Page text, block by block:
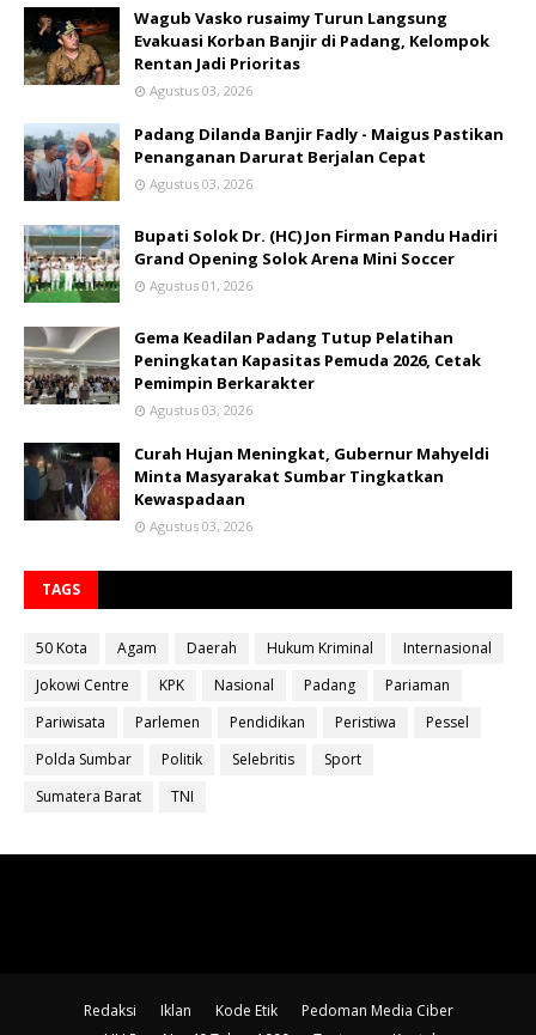
Wagub Vasko rusaimy Turun Langsung
Evakuasi Korban Banjir di Padang, Kelompok
Rentan Jadi Prioritas
Agustus 03, 2026
Padang Dilanda Banjir Fadly - Maigus Pastikan
Penanganan Darurat Berjalan Cepat
Agustus 03, 2026
Bupati Solok Dr. (HC) Jon Firman Pandu Hadiri
Grand Opening Solok Arena Mini Soccer
Agustus 01, 2026
Gema Keadilan Padang Tutup Pelatihan
Peningkatan Kapasitas Pemuda 2026, Cetak
Pemimpin Berkarakter
Agustus 03, 2026
Curah Hujan Meningkat, Gubernur Mahyeldi
Minta Masyarakat Sumbar Tingkatkan
Kewaspadaan
Agustus 03, 2026
TAGS
50 Kota Agam Daerah Hukum Kriminal
Internasional
Jokowi Centre
KPK Nasional Padang
Pariaman
Pariwisata
Parlemen Pendidikan Peristiwa
Pessel
Polda Sumbar
Politik Selebritis
Sport
Sumatera Barat
TNI
Redaksi Iklan Kode Etik
Pedoman Media Ciber